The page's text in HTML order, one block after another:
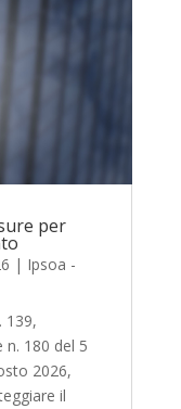
per
| Ipsoa -
139,
n. 180 del 5
2026,
il